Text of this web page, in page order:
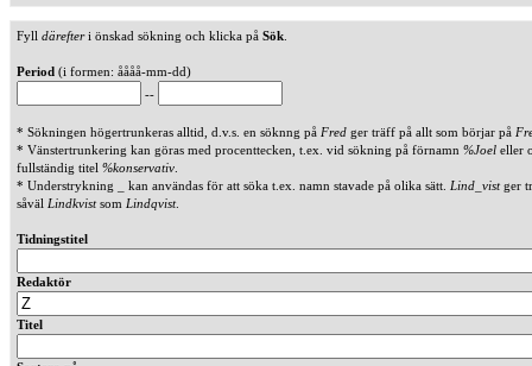
Fyll därefteri önskad sökning och klicka på Sök
Period (i formen: åååå-mm-dd)
--
* Sökningen högertrunkeras alltid, d.v.s. en söknng på Fred ger träff på allt som börjar på
* Vänstertrunkering kan göras med procenttecken, t.ex. vid sökning på förnamn %Joel eller
fullständig titel %konservativ
* Understrykning _ kan användas för att söka t.ex. namn stavade på olika sätt. Lind_vistger
såväl Lindkvistsom Lindqvist.
Tidningstitel
Redaktör
Titel